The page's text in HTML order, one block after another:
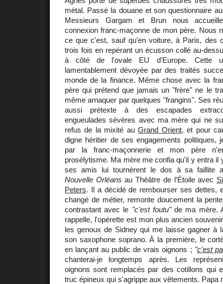
métal. Passé la douane et son questionnaire
Messieurs Gargam et Brun nous
connexion franc-maçonne de mon père. Nous
ce que c'est, sauf qu'en voiture, à Paris, des
trois fois en repérant un écusson collé au-
à côté de l'ovale EU d'Europe. Cette
lamentablement dévoyée par des traités
monde de la finance. Même chose avec la
père qui prétend que jamais un "frère" ne le
même arnaquer par quelques "frangins". Ses
aussi prétexte à des escapades
engueulades sévères avec ma mère qui ne
refus de la mixité auGrand Orient, et pour
digne héritier de ses engagements politiques,
par la franc-maçonnerie et mon père
prosélytisme. Ma mère me confia qu'il y entra il
ses amis lui tournèrent le dos à sa faillite
Nouvelle Orléans au Théâtre de l'Étoile avec
Peters. Il a décidé de rembourser ses dettes,
changé de métier, remonte doucement la
contrastant avec le "c'est foutu"de ma mère.
rappelle, l'opérette est mon plus ancien
les genoux de Sidney qui me laisse gagner à
son saxophone soprano. À la première, le
en lançant au public de vrais oignons ; "c'est
chanterai-je longtemps après. Les
oignons sont remplacés par des cotillons qui
truc épineux qui s'agrippe aux vêtements. Papa